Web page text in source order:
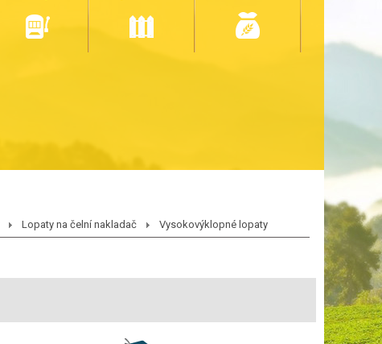
Lopaty na čelní nakladač Vysokovýklopné lopaty